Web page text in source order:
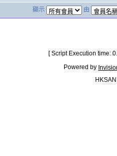
顯示 由
[ Script Execution time:
Powered by